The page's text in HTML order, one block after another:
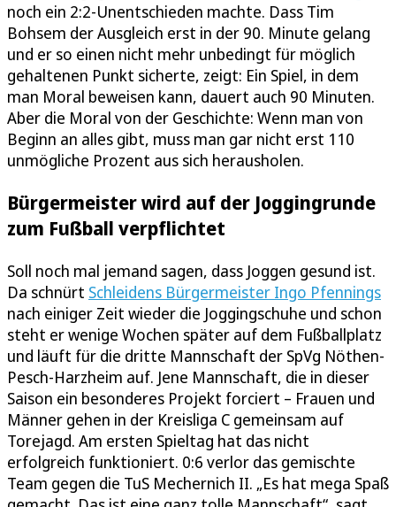
noch ein 2:2-Unentschieden machte. Dass Tim
Bohsem der Ausgleich erst in der 90. Minute gelang
und er so einen nicht mehr unbedingt für möglich
gehaltenen Punkt sicherte, zeigt: Ein Spiel, in dem
man Moral beweisen kann, dauert auch 90 Minuten.
Aber die Moral von der Geschichte: Wenn man von
Beginn an alles gibt, muss man gar nicht erst 110
unmögliche Prozent aus sich herausholen.
Bürgermeister wird auf der Joggingrunde
zum Fußball verpflichtet
Soll noch mal jemand sagen, dass Joggen gesund ist.
Da schnürt Schleidens Bürgermeister Ingo Pfennings
nach einiger Zeit wieder die Joggingschuhe und schon
steht er wenige Wochen später auf dem Fußballplatz
und läuft für die dritte Mannschaft der SpVg Nöthen-
Pesch-Harzheim auf. Jene Mannschaft, die in dieser
Saison ein besonderes Projekt forciert – Frauen und
Männer gehen in der Kreisliga C gemeinsam auf
Torejagd. Am ersten Spieltag hat das nicht
erfolgreich funktioniert. 0:6 verlor das gemischte
Team gegen die TuS Mechernich II. „Es hat mega Spaß